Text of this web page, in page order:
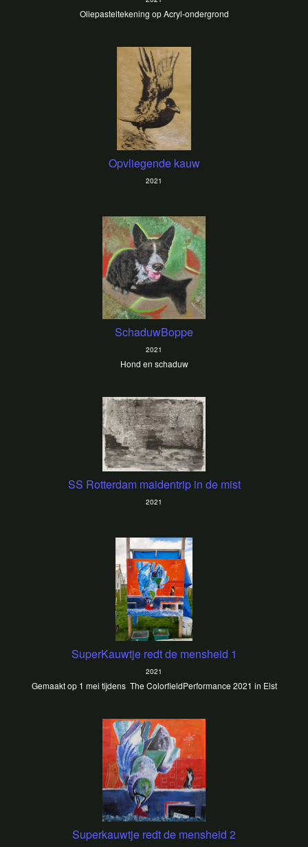
Oliepasteltekening op Acryl-ondergrond
Opvliegende kauw
2021
SchaduwBoppe
2021
Hond en schaduw
SS Rotterdam maidentrip in de mist
2021
SuperKauwtje redt de mensheid 1
2021
Gemaakt op 1 mei tijdens The ColorfieldPerformance 2021 in Elst
Superkauwtje redt de mensheid 2